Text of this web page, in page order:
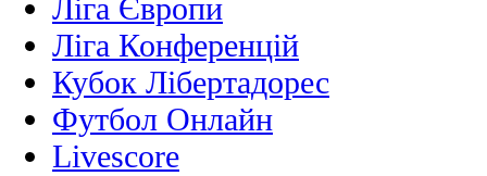
Ліга Європи
Ліга Конференцій
Кубок Лібертадорес
Футбол Онлайн
Livescore